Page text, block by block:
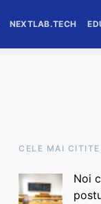
NEXTLAB.TECH
CELE MAI
Noi